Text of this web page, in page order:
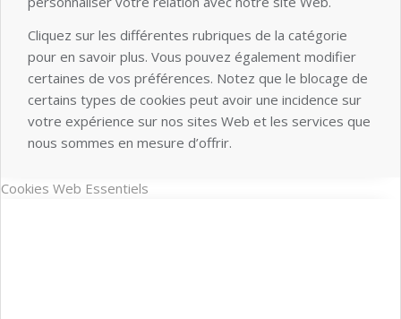
Cliquez sur les différentes rubriques de la catégorie
pour en savoir plus. Vous pouvez également modifier
certaines de vos préférences. Notez que le blocage de
certains types de cookies peut avoir une incidence sur
votre expérience sur nos sites Web et les services que
nous sommes en mesure d’offrir.
Cookies Web Essentiels